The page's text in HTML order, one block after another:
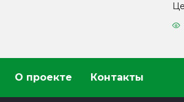
О проекте Контакты